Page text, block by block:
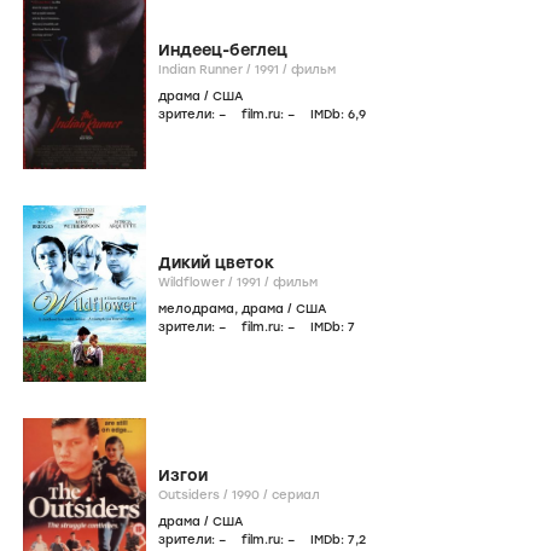
Индеец-беглец
Indian Runner / 1991 / фильм
драма / США
зрители: – film.ru: – IMDb: 6,9
Дикий цветок
Wildflower / 1991 / фильм
мелодрама, драма / США
зрители: – film.ru: – IMDb: 7
Изгои
Outsiders / 1990 / сериал
драма / США
зрители: – film.ru: – IMDb: 7,2